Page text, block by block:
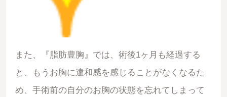
また、『脂肪豊胸』では、術後1ヶ月も経過する
と、もうお胸に違和感を感じることがなくなるた
め、手術前の自分のお胸の状態を忘れてしまって